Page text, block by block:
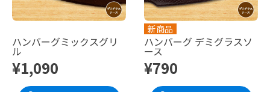
ハンバーグミックスグリ
ル
¥1,090
新商品
ハンバーグ デミグラスソ
ース
¥790